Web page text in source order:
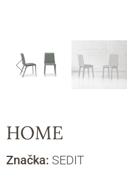
HOME
Značka: SEDIT